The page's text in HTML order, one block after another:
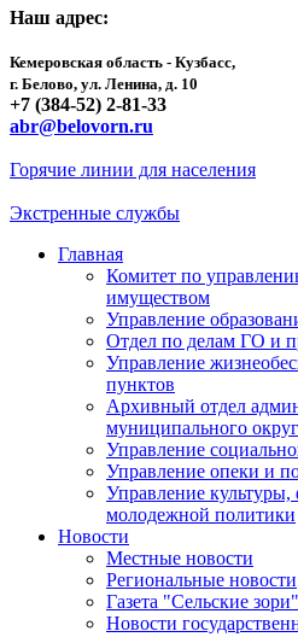
Наш адрес:
Кемеровская область - Кузбасс,
г. Белово, ул. Ленина, д. 10
+7 (384-52) 2-81-33
abr@belovorn.ru
Горячие линии для населения
Экстренные службы
Главная
Комитет по
имуществом
Управление
Отдел по делам ГО и
Управление
пунктов
Архивный отдел
муниципального
Управление
Управление опеки и
Управление культуры,
молодежной политики
Новости
Местные новости
Региональные новости
Газета "Сельские зори"
Новости